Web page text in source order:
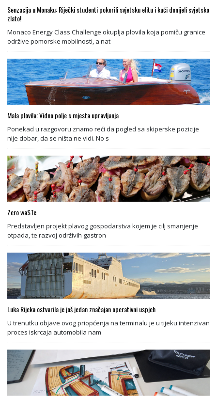
Senzacija u Monaku: Riječki studenti pokorili svjetsku elitu i kući donijeli svjetsko
zlato!
Monaco Energy Class Challenge okuplja plovila koja pomiču granice
održive pomorske mobilnosti, a nat
Mala plovila: Vidno polje s mjesta upravljanja
Ponekad u razgovoru znamo reći da pogled sa skiperske pozicije
nije dobar, da se ništa ne vidi. No s
Zero waSTe
Predstavljen projekt plavog gospodarstva kojem je cilj smanjenje
otpada, te razvoj održivih gastron
Luka Rijeka ostvarila je još jedan značajan operativni uspjeh
U trenutku objave ovog priopćenja na terminalu je u tijeku intenzivan
proces iskrcaja automobila nam